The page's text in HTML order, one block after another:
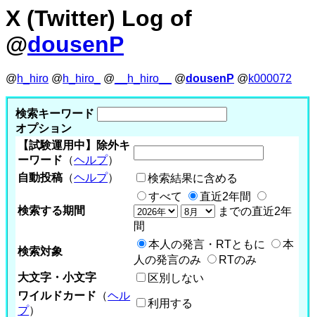
X (Twitter) Log of
@dousenP
@h_hiro @h_hiro_ @ __h_hiro__ @dousenP @k000072
検索キーワード
オプション
【試験運用中】除外キ
ーワード （ヘルプ）
自動投稿 （ヘルプ） 検索結果に含める
検索する期間
すべて
直近2年間
までの直近2年
間
検索対象
本人の発言・RTともに
本
人の発言のみ
RTのみ
大文字・小文字
区別しない
ワイルドカード （ヘル
プ）
利用する